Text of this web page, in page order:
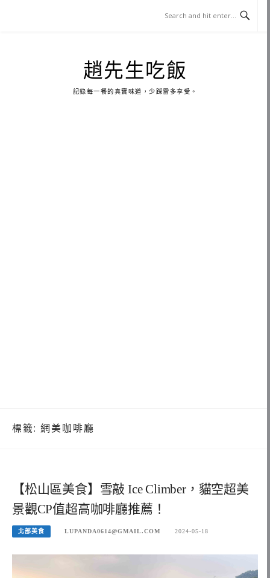
趙先生吃飯
記錄每一餐的真實味道，少踩雷多享受。
標籤: 網美咖啡廳
【松山區美食】雪敲 Ice Climber，貓空超美
景觀CP值超高咖啡廳推薦！
北部美食 LUPANDA0614@GMAIL.COM 2024-05-18